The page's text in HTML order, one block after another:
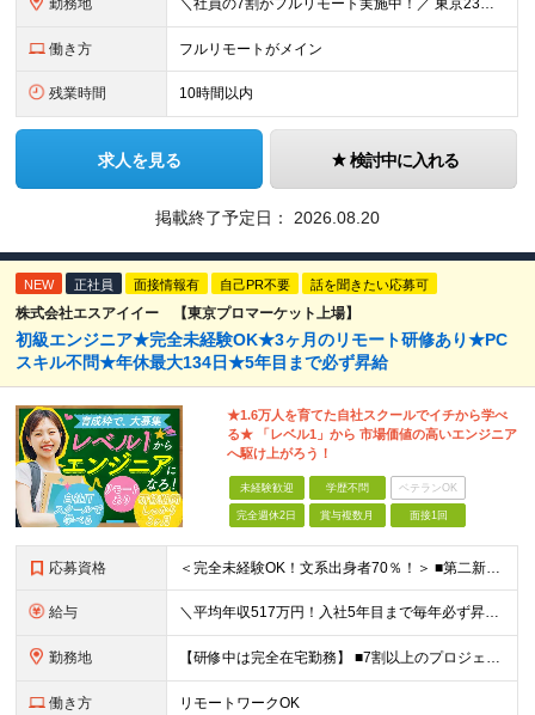
勤務地 ＼社員の7割がフルリモート実施中！／ 東京23区内など1都3県を中心としたプロジェクト先での勤務となります。 ※勤務地は希望を考慮します ≪本社≫ 東京都渋谷区恵比寿南1丁目3番7号 隅越ビル5階
働き方 フルリモートがメイン
残業時間 10時間以内
求人を見る 検討中に入れる
掲載終了予定日： 2026.08.20
NEW 正社員 面接情報有 自己PR不要 話を聞きたい応募可
株式会社エスアイイー 【東京プロマーケット上場】
初級エンジニア★完全未経験OK★3ヶ月のリモート研修あり★PC
スキル不問★年休最大134日★5年目まで必ず昇給
★1.6万人を育てた自社スクールでイチから学べ
る★ 「レベル1」から 市場価値の高いエンジニア
へ駆け上がろう！
未経験歓迎 学歴不問 ベテランOK
完全週休2日 賞与複数月 面接1回
応募資格 ＜完全未経験OK！文系出身者70％！＞ ■第二新卒歓迎 ■学歴・経歴不問・社会人未経験もOK ■20代を中心に活躍中◎ ★☆先輩たちの前職☆★ 元アパレルスタッフや塾講師、介護士、事務、営業など社員
給与 ＼平均年収517万円！入社5年目まで毎年必ず昇給／ ■賞与年3回 ■年収800万円以上も可 ■入社3年以上の平均年収469.2万円 月給23万2000円以上＋賞与年3回＋各種手当 ☆入社5年目まで最
勤務地 【研修中は完全在宅勤務】 ■7割以上のプロジェクトでリモートワークを導入 ■一都三県のプロジェクト先 ■転居を伴う転勤なし ＜プロジェクト先＞ 東京・神奈川・千葉・埼玉でのプロジェクト先にて勤務いた
働き方 リモートワークOK